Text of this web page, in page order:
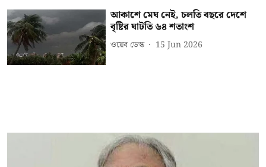
আকাশে মেঘ নেই, চলতি বছরে দেশে
বৃষ্টির ঘাটতি ৬৪ শতাংশ
ওয়েব ডেস্ক 15 Jun 2026